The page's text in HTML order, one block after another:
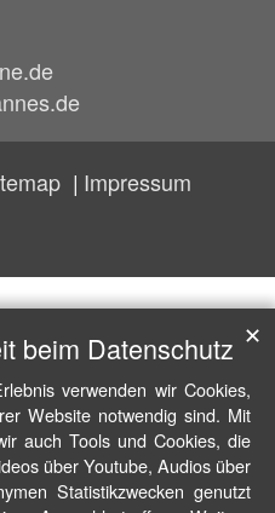
Impressum
beim Datenschutz
verwenden wir Cookies,
Website notwendig sind. Mit
auch Tools und Cookies, die
über Youtube, Audios über
Statistikzwecken genutzt
✕